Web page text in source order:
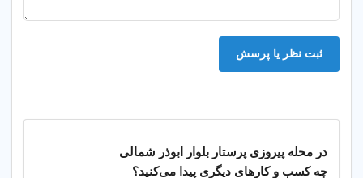
ثبت نظر یا پرسش
در محله پیروزی پرستار بلوار ابوذر شمالی
چه کسب‌ و کارهای دیگری پیدا می‌کنید؟